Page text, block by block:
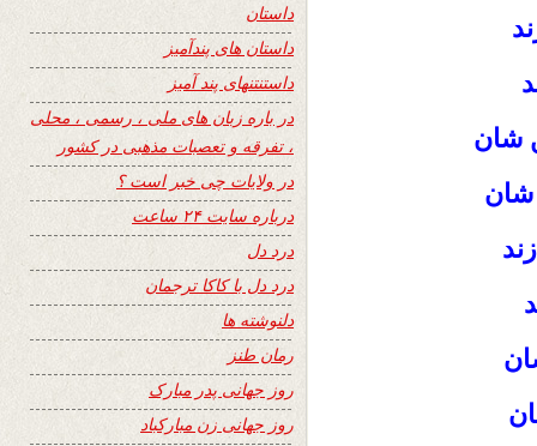
شان
شان
داستان
داستان های پندآمیز
داستنتنهای پند آمیز
در باره زبان های ملی ، رسمی ، محلی
، تفرقه و تعصبات مذهبی در کشور
در ولایات چی خبر است ؟
درباره سایت ۲۴ ساعت
درد دل
درد دل با کاکا ترجمان
دلنوشته ها
رمان طنز
روز جهانی پدر مبارک
روز جهانی زن مبارکباد